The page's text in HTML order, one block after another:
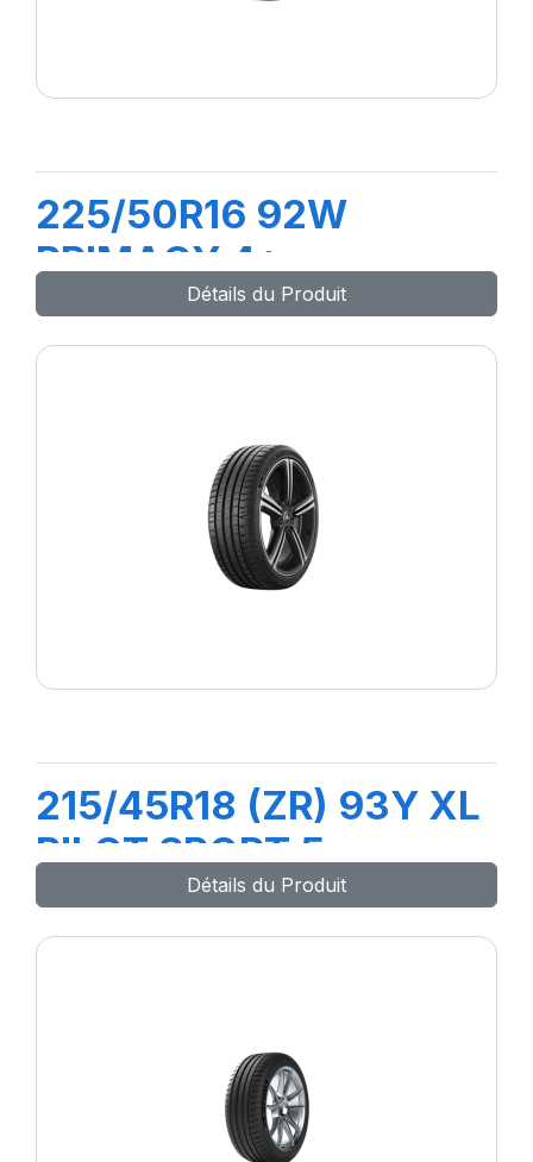
225/50R16 92W
PRIMACY 4+
Détails du Produit
215/45R18 (ZR) 93Y XL
PILOT SPORT 5
Détails du Produit